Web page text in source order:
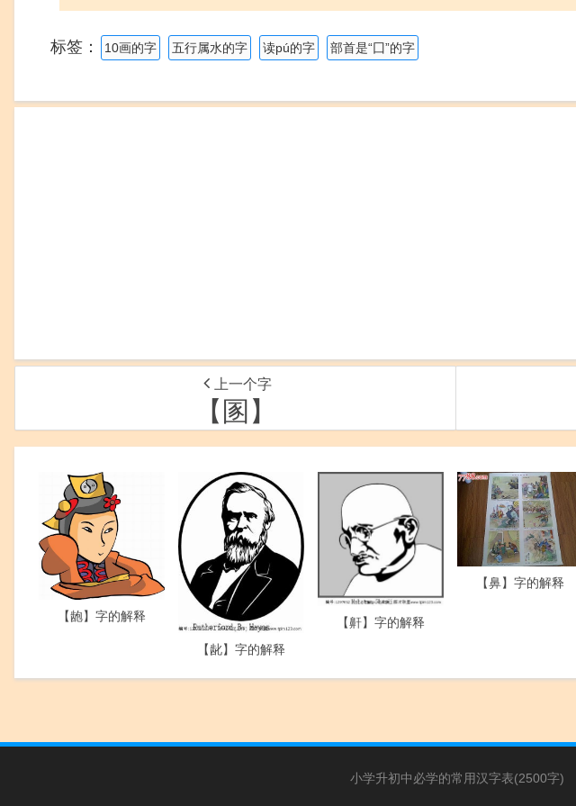
标签： 10画的字 五行属水的字 读pú的字 部首是“囗”的字
上一个字
【圂】
【龅】字的解释
【龀】字的解释
【鼾】字的解释
【鼻】字的解释
小学升初中必学的常用汉字表(2500字)